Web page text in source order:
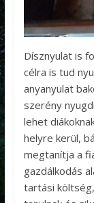
Dísznyulat is
célra is tud
anyanyulat
szerény
lehet
helyre kerül,
megtanítja a
gazdálkodás
tartási